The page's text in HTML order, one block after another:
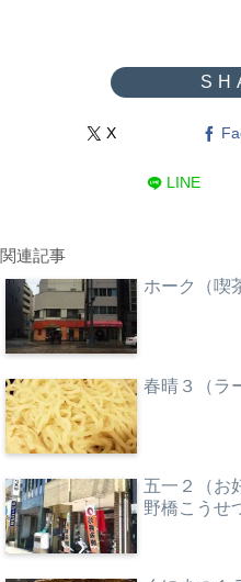
X
LINE
関連記事
ホーク（喫
春晴３（ラ
五一２（お
野橋こうせ